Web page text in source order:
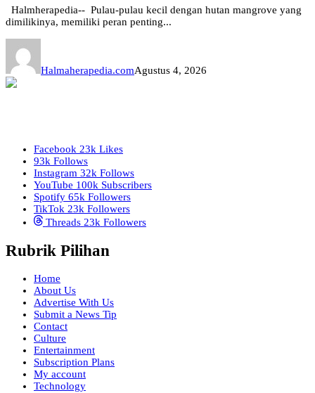
Halmherapedia-- Pulau-pulau kecil dengan hutan mangrove yang
dimilikinya, memiliki peran penting...
Halmaherapedia.comAgustus 4, 2026
Facebook 23k Likes
93k Follows
Instagram 32k Follows
YouTube 100k Subscribers
Spotify 65k Followers
TikTok 23k Followers
Threads 23k Followers
Rubrik Pilihan
Home
About Us
Advertise With Us
Submit a News Tip
Contact
Culture
Entertainment
Subscription Plans
My account
Technology